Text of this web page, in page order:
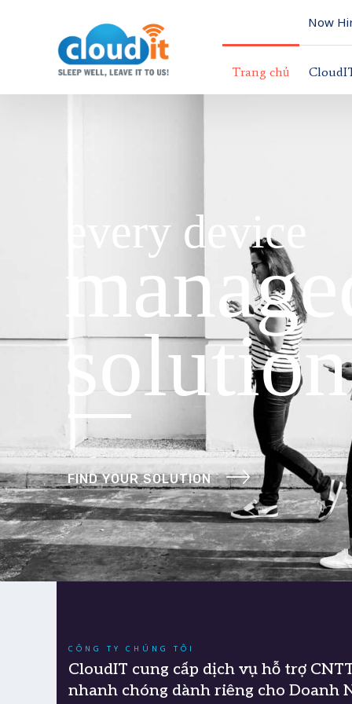
Now
Trang chủ
every device
FIND YOUR SOLUTION
CÔNG TY CHÚNG TÔI
CloudIT cung cấp dịch vụ hỗ trợ
nhanh chóng dành riêng cho Doanh